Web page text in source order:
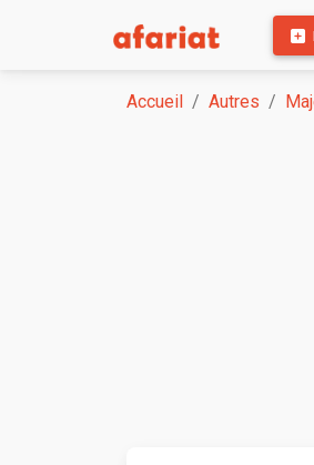
Accueil Autres